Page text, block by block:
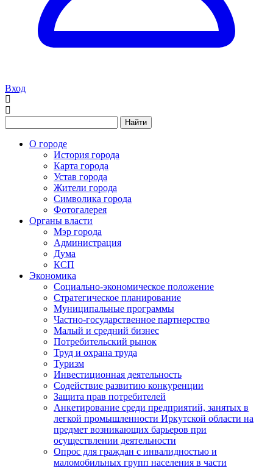
Вход
Найти
О городе
История города
Карта города
Устав города
Жители города
Символика города
Фотогалерея
Органы власти
Мэр города
Администрация
Дума
КСП
Экономика
Социально-экономическое положение
Стратегическое планирование
Муниципальные программы
Частно-государственное партнерство
Малый и средний бизнес
Потребительский рынок
Труд и охрана труда
Туризм
Инвестиционная деятельность
Содействие развитию конкуренции
Защита прав потребителей
Анкетирование среди предприятий, занятых в
легкой промышленности Иркутской области на
предмет возникающих барьеров при
осуществлении деятельности
Опрос для граждан с инвалидностью и
маломобильных групп населения в части